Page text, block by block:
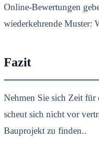
Online-Bewertungen
wiederkehrende Muster:
Fazit
Nehmen Sie sich Zeit
scheut sich nicht vor
Bauprojekt zu finden..